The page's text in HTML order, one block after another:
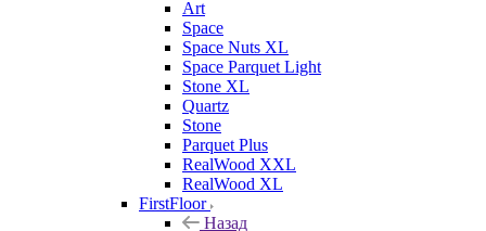
Art
Space
Space Nuts XL
Space Parquet Light
Stone XL
Quartz
Stone
Parquet Plus
RealWood XXL
RealWood XL
FirstFloor
Назад